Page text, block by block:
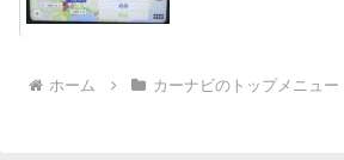
ホーム カーナビのトップメニュー